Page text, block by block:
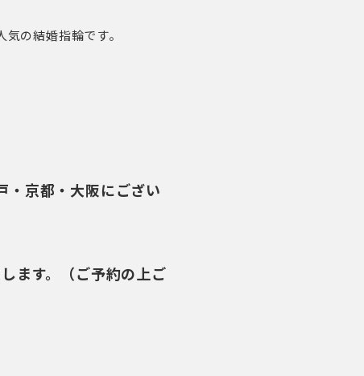
の結婚指輪です。
京都・大阪にござい
ます。（ご予約の上ご